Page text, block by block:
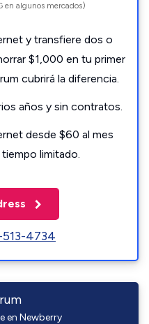
en algunos mercados)
y transfiere dos o
$1,000 en tu primer
cubrirá la diferencia.
años y sin contratos.
desde $60 al mes
limitado.
4734
en Newberry